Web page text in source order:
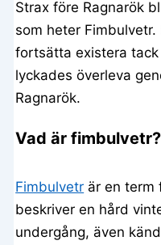
Strax före Ragnarök
som heter
fortsätta existera
lyckades överleva
Ragnarök.
Vad är fimbulvetr?
Fimbulvetr är en term
beskriver en hård
undergång, även